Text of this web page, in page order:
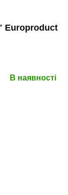
Europroduct
В наявності